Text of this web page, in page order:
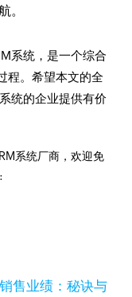
。
系统，是一个综合
程。希望本文的全
统的企业提供有价
系统厂商，欢迎免
售业绩：秘诀与